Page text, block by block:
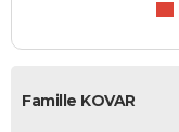
Famille KOVAR